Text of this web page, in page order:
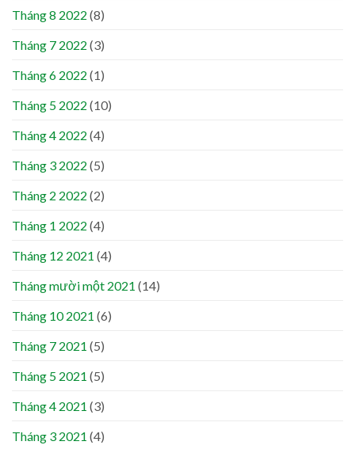
Tháng 8 2022 (8)
Tháng 7 2022 (3)
Tháng 6 2022 (1)
Tháng 5 2022 (10)
Tháng 4 2022 (4)
Tháng 3 2022 (5)
Tháng 2 2022 (2)
Tháng 1 2022 (4)
Tháng 12 2021 (4)
Tháng mười một 2021 (14)
Tháng 10 2021 (6)
Tháng 7 2021 (5)
Tháng 5 2021 (5)
Tháng 4 2021 (3)
Tháng 3 2021 (4)